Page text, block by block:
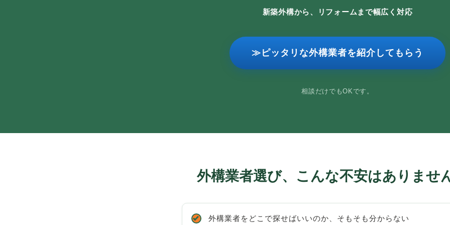
新築外構から、リフォームまで幅広く対応
≫ピッタリな外構業者を紹介してもらう
相談だけでもOKです。
外構業者選び、こんな不安はありませ
外構業者をどこで探せばいいのか、そもそも分からない